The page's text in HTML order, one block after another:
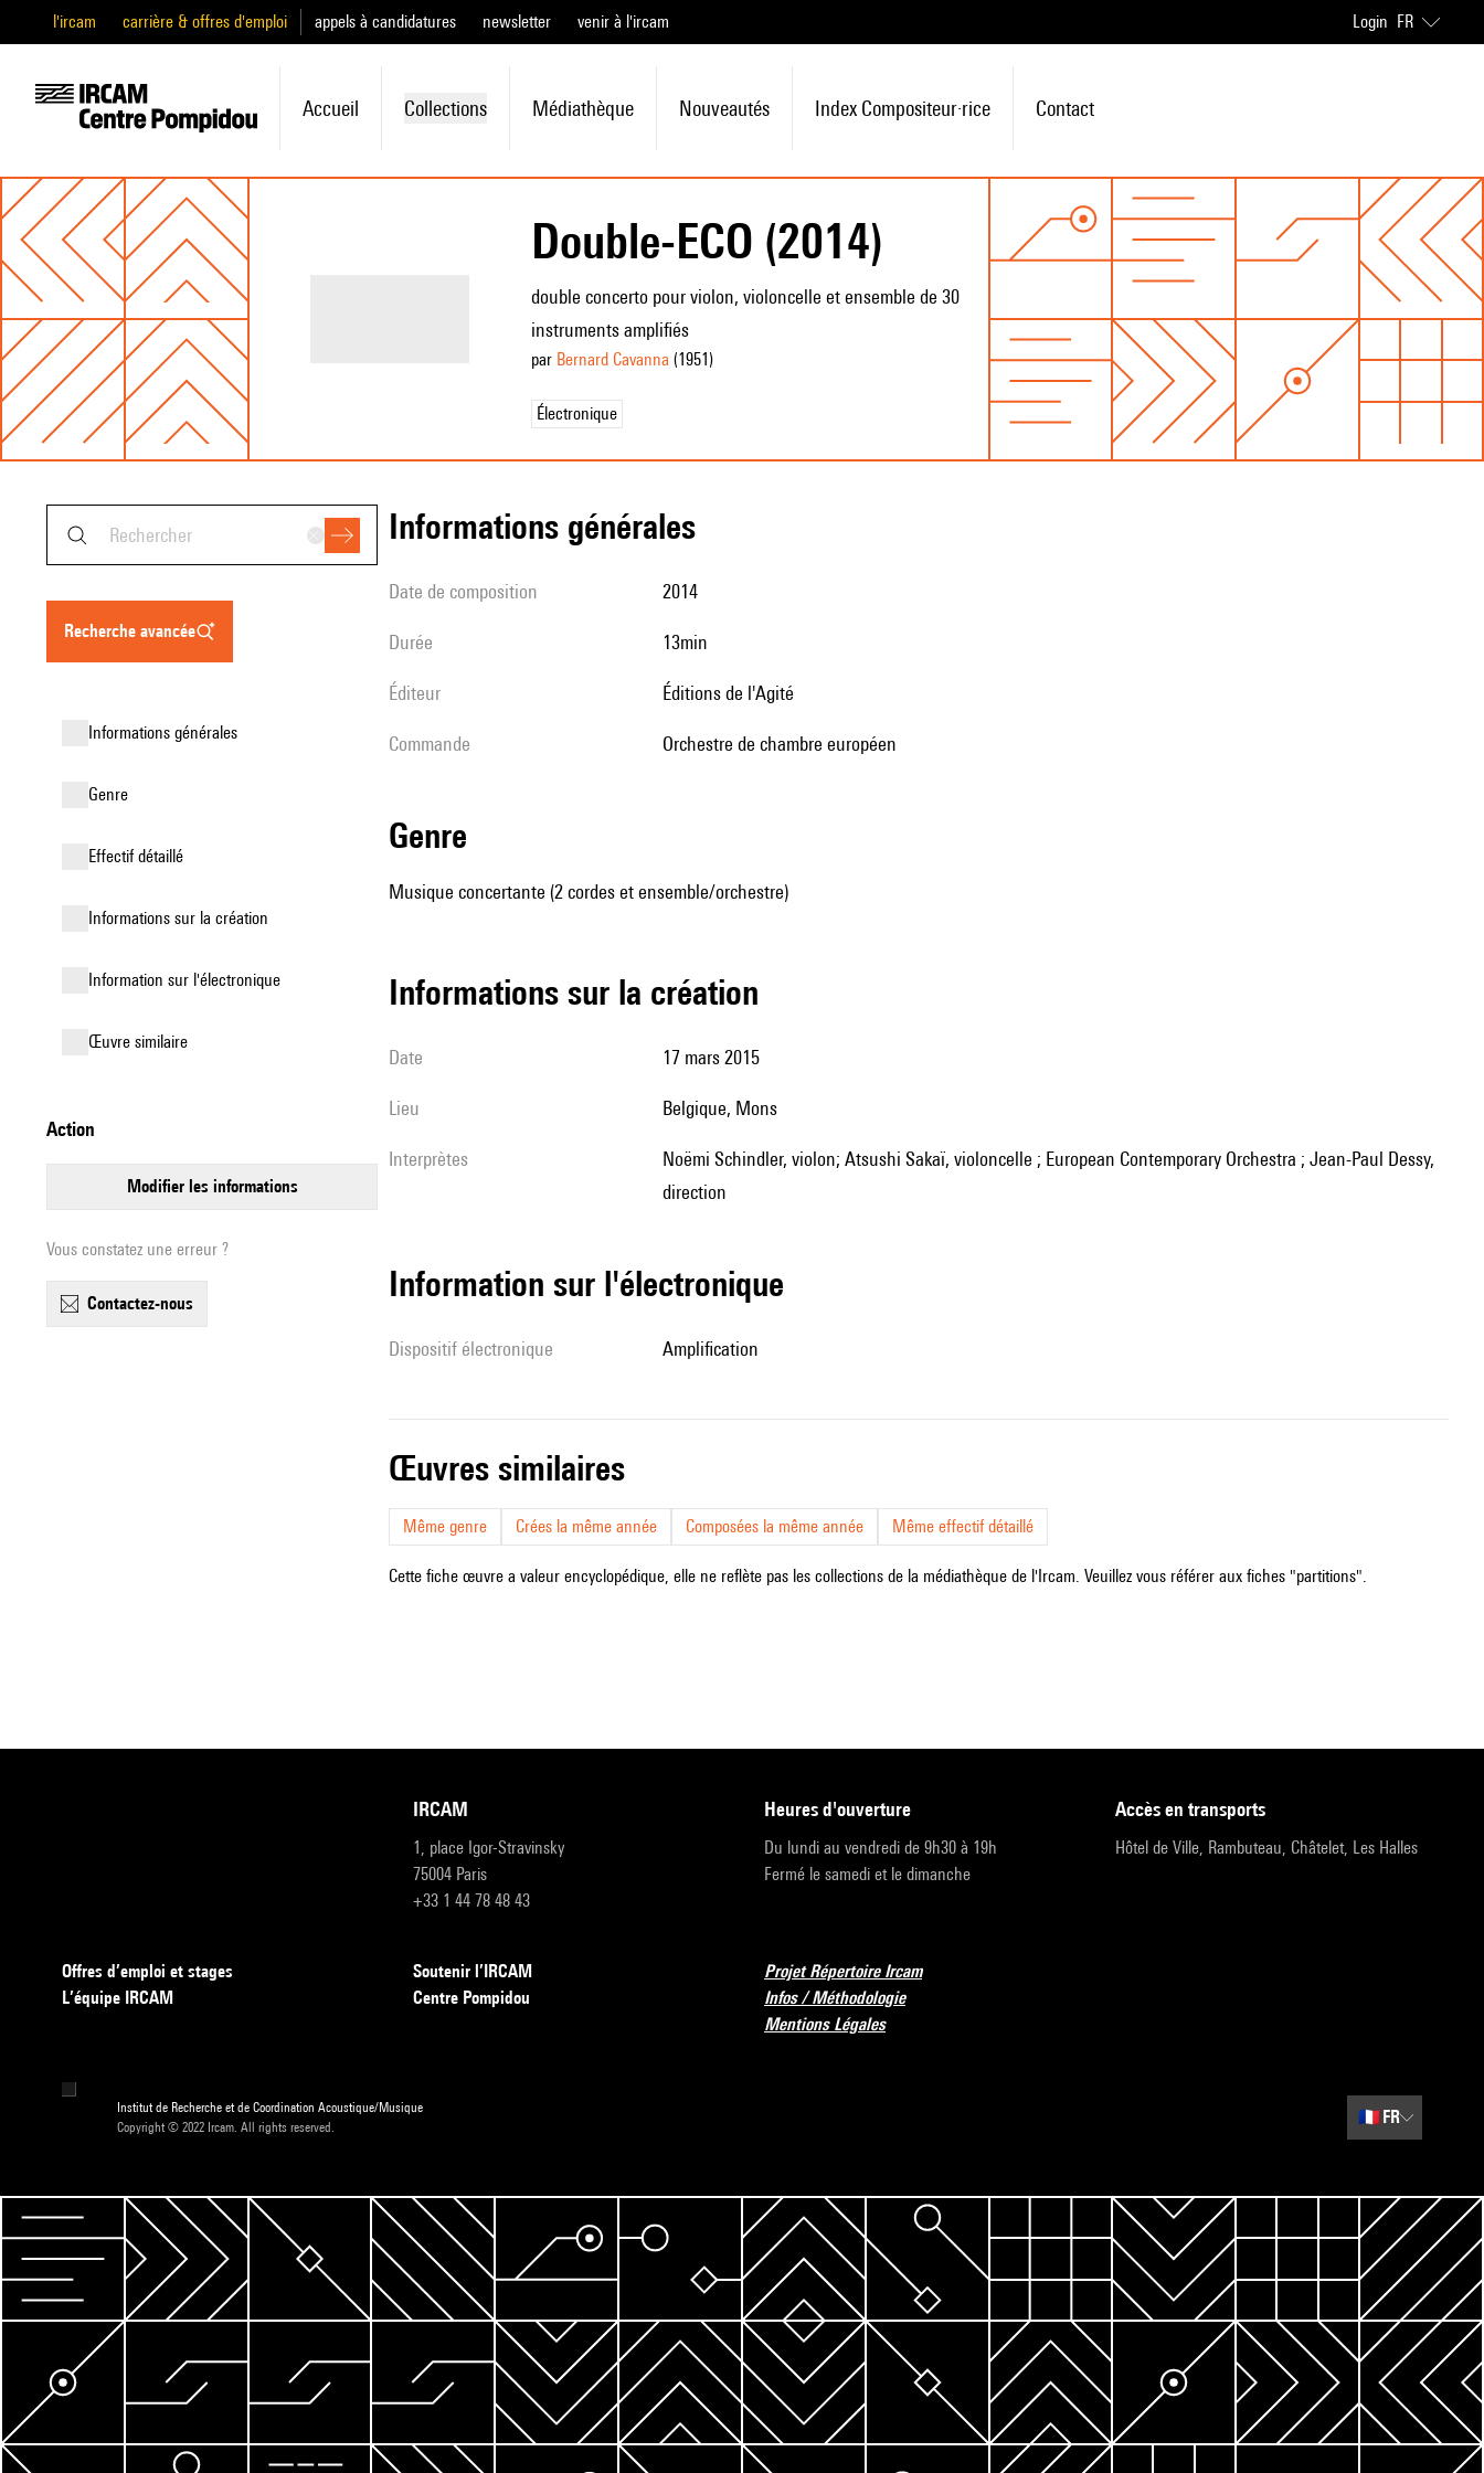
l'ircam carrière & offres d'emploi appels à candidatures newsletter venir à l'ircam Login FR
Accueil Collections Médiathèque Nouveautés Index Compositeur·rice Contact
Double-ECO (2014)
double concerto pour violon, violoncelle et ensemble de 30
instruments amplifiés
par Bernard Cavanna (1951)
Électronique
recherche avancée
informations générales
genre
effectif détaillé
informations sur la création
Information sur l'électronique
œuvre similaire
action
modifier les informations
Vous constatez une erreur ?
contactez-nous
informations générales
date de composition 2014
durée 13min
éditeur Éditions de l'Agité
Commande orchestre de chambre européen
genre
Musique concertante (2 cordes et ensemble/orchestre)
informations sur la création
date 17 mars 2015
lieu Belgique, Mons
interprètes
Noëmi Schindler, violon; Atsushi Sakaï, violoncelle ; European Contemporary Orchestra ; Jean-Paul Dessy,
direction
Information sur l'électronique
Dispositif électronique amplification
œuvres similaires
Même genre Crées la même année Composées la même année Même effectif détaillé
Cette fiche œuvre a valeur encyclopédique, elle ne reflète pas les collections de la médiathèque de l'Ircam. Veuillez vous référer aux fiches "partitions".
IRCAM
1, place Igor-Stravinsky
75004 Paris
+33 1 44 78 48 43
heures d'ouverture
Du lundi au vendredi de 9h30 à 19h
Fermé le samedi et le dimanche
accès en transports
Hôtel de Ville, Rambuteau, Châtelet, Les Halles
Offres d’emploi et stages
L’équipe IRCAM
Soutenir l’IRCAM
Centre Pompidou
Projet Répertoire Ircam
Infos / Méthodologie
Mentions Légales
Institut de Recherche et de Coordination Acoustique/Musique
Copyright © 2022 Ircam. All rights reserved.
🇫🇷 FR